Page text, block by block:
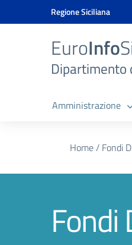
Vai ai contenuti
Vai al menu di navigazione
Vai al banner delle Cookie Policy
Regione Siciliana
EuroInfo
Dipartimento
Amministrazione
Home/ Fondi
Fondi